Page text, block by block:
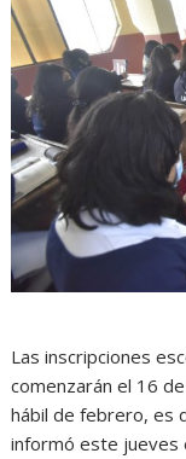
Las inscripciones
comenzarán el 16
hábil de febrero, es
informó este jueves